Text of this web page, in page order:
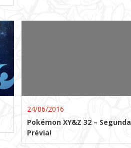
24/06/2016
Pokémon XY&Z 32 – Segunda
Prévia!